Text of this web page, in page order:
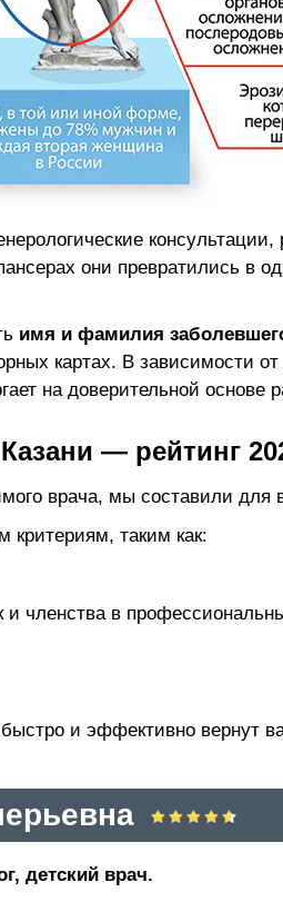
они превратились
имя и фамилия
картах. В зависимости
на доверительной основе
— рейтинг
врача, мы составили для
таким как:
членства в
и эффективно вернут
детский врач.